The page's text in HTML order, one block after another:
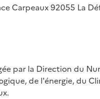
Carpeaux 92055 La
par la Direction du
de l'énergie, du